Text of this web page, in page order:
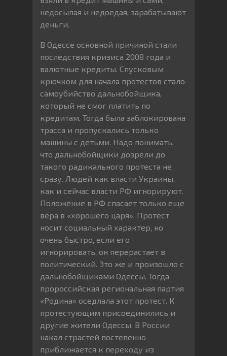
недосыпая и недоедая, зарабатывают
деньги.
В Одессе основной причиной стали
последствия кризиса 2008 года и
валютные кредиты. Спусковым
крючком для начала протестов стало
самоубийство дальнобойщика,
который не смог платить по
кредитам. Тогда была заблокирована
трасса и пропускались только
машины с детьми. Надо понимать,
что дальнобойщики дозрели до
такого радикального протеста не
сразу. Людей как власти Украины,
как и сейчас власти РФ игнорируют.
Положение в РФ спасает только еще
вера в «хорошего царя». Протест
носит социальный характер, но
очень быстро, если его
игнорировать, он перерастает в
политический. Это же и произошло с
дальнобойщиками Одессы. Тогда
пророссийская региональная партия
«Родина» оседлала этот протест. К
протестующим присоединились и
другие жители Одессы. В России
накал страстей постепенно
приближается к переходу из